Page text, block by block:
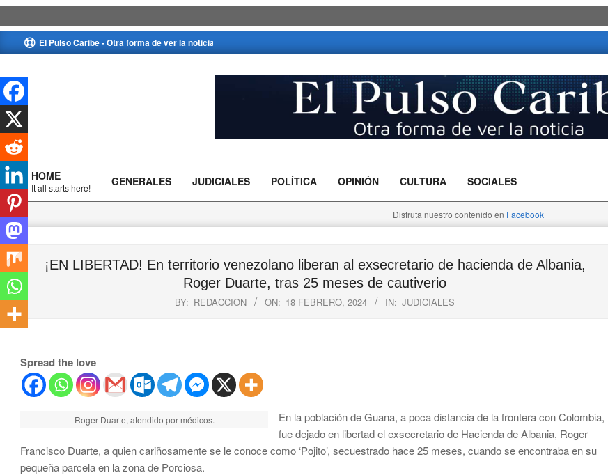
to
El Pulso Caribe - Otra forma de ver la noticia
Caribe
Primary
Navigation
Menu
HOME
It all starts here! GENERALES JUDICIALES POLÍTICA OPINIÓN CULTURA SOCIALES
Disfruta nuestro contenido en Facebook
¡EN LIBERTAD! En territorio venezolano liberan al exsecretario de hacienda de Albania,
Roger Duarte, tras 25 meses de cautiverio
BY: REDACCION ON: 18 FEBRERO, 2024 IN: JUDICIALES
Spread the love
Roger Duarte, atendido por médicos.
En la población de Guana, a poca distancia de la frontera con Colombia,
fue dejado en libertad el exsecretario de Hacienda de Albania, Roger
Francisco Duarte, a quien cariñosamente se le conoce como ‘Pojito’, secuestrado hace 25 meses, cuando se encontraba en su
pequeña parcela en la zona de Porciosa.